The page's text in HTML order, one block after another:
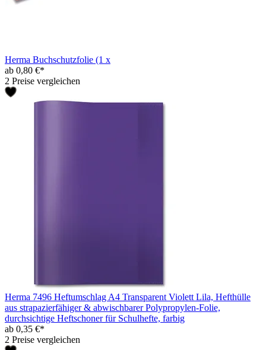
Herma Buchschutzfolie (1 x
ab 0,80 €*
2 Preise vergleichen
Herma 7496 Heftumschlag A4 Transparent Violett Lila, Hefthülle
aus strapazierfähiger & abwischbarer Polypropylen-Folie,
durchsichtige Heftschoner für Schulhefte, farbig
ab 0,35 €*
2 Preise vergleichen